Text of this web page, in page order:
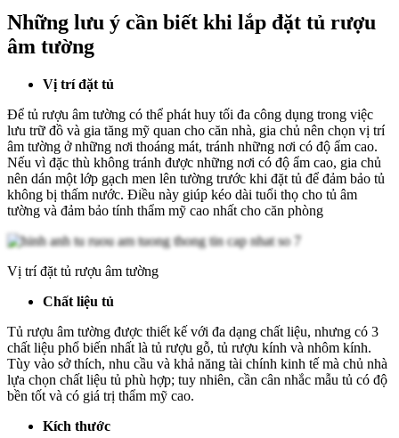
Những lưu ý cần biết khi lắp đặt tủ rượu
âm tường
Vị trí đặt tủ
Để tủ rượu âm tường có thể phát huy tối đa công dụng trong việc
lưu trữ đồ và gia tăng mỹ quan cho căn nhà, gia chủ nên chọn vị trí
âm tường ở những nơi thoáng mát, tránh những nơi có độ ẩm cao.
Nếu vì đặc thù không tránh được những nơi có độ ẩm cao, gia chủ
nên dán một lớp gạch men lên tường trước khi đặt tủ để đảm bảo tủ
không bị thấm nước. Điều này giúp kéo dài tuổi thọ cho tủ âm
tường và đảm bảo tính thẩm mỹ cao nhất cho căn phòng
Vị trí đặt tủ rượu âm tường
Chất liệu tủ
Tủ rượu âm tường được thiết kế với đa dạng chất liệu, nhưng có 3
chất liệu phổ biến nhất là tủ rượu gỗ, tủ rượu kính và nhôm kính.
Tùy vào sở thích, nhu cầu và khả năng tài chính kinh tế mà chủ nhà
lựa chọn chất liệu tủ phù hợp; tuy nhiên, cần cân nhắc mẫu tủ có độ
bền tốt và có giá trị thẩm mỹ cao.
Kích thước